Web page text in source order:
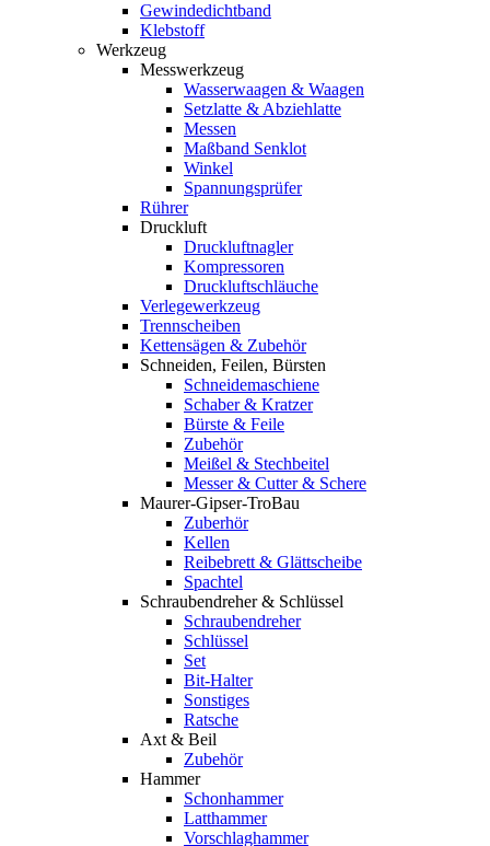
Gewindedichtband
Klebstoff
Werkzeug
Messwerkzeug
Wasserwaagen & Waagen
Setzlatte & Abziehlatte
Messen
Maßband Senklot
Winkel
Spannungsprüfer
Rührer
Druckluft
Druckluftnagler
Kompressoren
Druckluftschläuche
Verlegewerkzeug
Trennscheiben
Kettensägen & Zubehör
Schneiden, Feilen, Bürsten
Schneidemaschiene
Schaber & Kratzer
Bürste & Feile
Zubehör
Meißel & Stechbeitel
Messer & Cutter & Schere
Maurer-Gipser-TroBau
Zuberhör
Kellen
Reibebrett & Glättscheibe
Spachtel
Schraubendreher & Schlüssel
Schraubendreher
Schlüssel
Set
Bit-Halter
Sonstiges
Ratsche
Axt & Beil
Zubehör
Hammer
Schonhammer
Latthammer
Vorschlaghammer